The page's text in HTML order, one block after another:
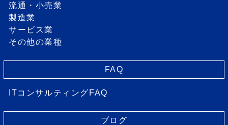
流通・小売業
製造業
サービス業
その他の業種
FAQ
ITコンサルティングFAQ
ブログ